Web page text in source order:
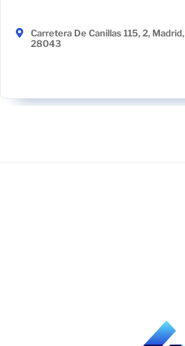
Carretera De Canillas 115, 2, Madrid,
28043